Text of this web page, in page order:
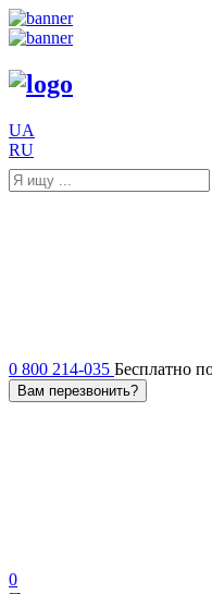
UA
RU
0 800 214-035 Бесплатно
Вам перезвонить?
0